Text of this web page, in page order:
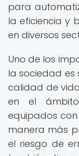
para
la eficiencia y
en diversos
Uno de los
la sociedad
calidad de
en el
equipados
manera más
el riesgo de